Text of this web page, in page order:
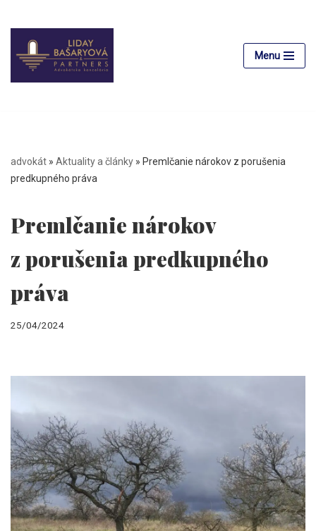
Preskočiť
na
obsah
Menu
advokát » Aktuality a články » Premlčanie nárokov z porušenia
predkupného práva
Premlčanie nárokov
z porušenia predkupného
práva
25/04/2024